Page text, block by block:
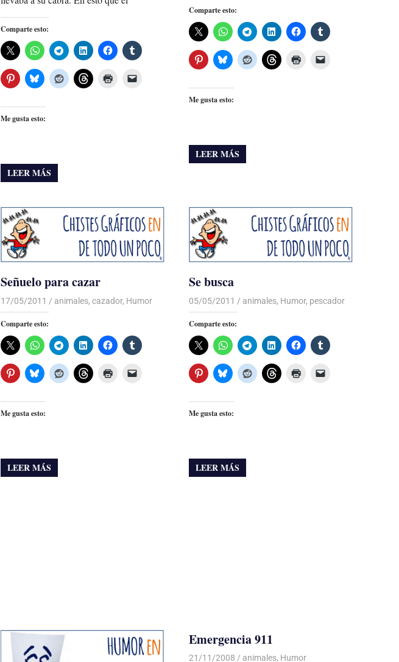
Comparte esto:
Me gusta esto:
LEER MÁS
Comparte esto:
Me gusta esto:
LEER MÁS
Señuelo para cazar
17/05/2011 Luis Castellanos
animales, cazador, Humor
Comparte esto:
Me gusta esto:
LEER MÁS
Se busca
05/05/2011 Luis Castellanos
animales, Humor, pescador
Comparte esto:
Me gusta esto:
LEER MÁS
Emergencia 911
21/11/2008 Luis Castellanos
animales, Humor